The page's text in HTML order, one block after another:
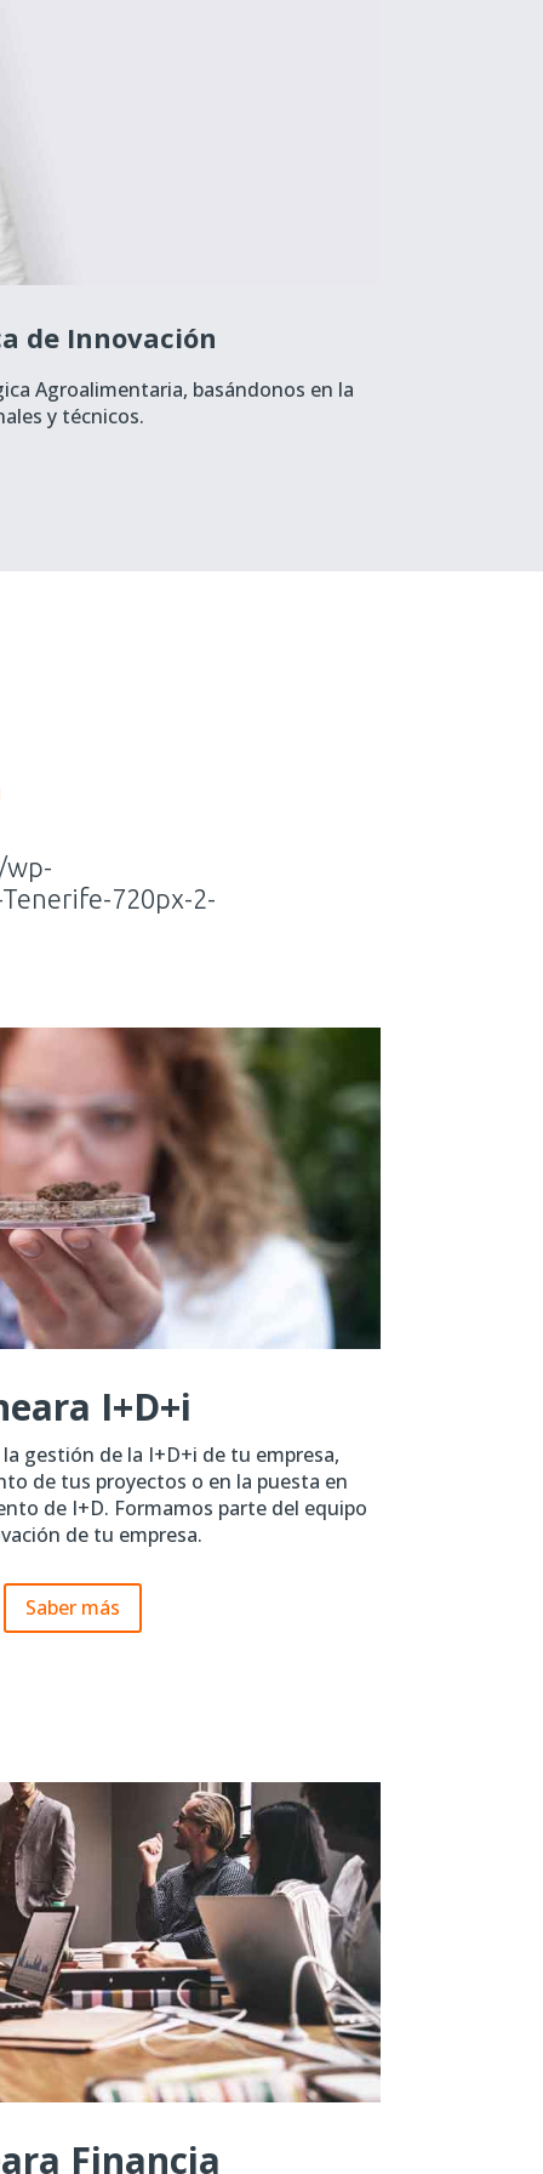
de Innovación
Agroalimentaria, basándonos en la
y técnicos.
wp-
720px-2-
I+D+i
gestión de la I+D+i de tu empresa,
de tus proyectos o en la puesta en
de I+D. Formamos parte del equipo
de tu empresa.
Saber más
Financia